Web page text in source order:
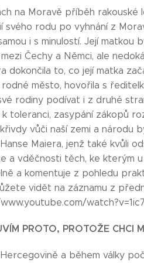
na Moravě příběh rakouské
svého rodu po vyhnání z
i s minulostí. Její matkou
Čechy a Němci, ale
to, co její matka
město, hovořila s
rodiny podívat i z druhé
toleranci, zasypání zákopů
vůči naší zemi a národu
Maiera, jenž také kvůli
a vděčnosti těch, ke kterým u
a komentuje z pohledu
vidět na záznamu z
PROTO, PROTOŽE CHCI
a během války